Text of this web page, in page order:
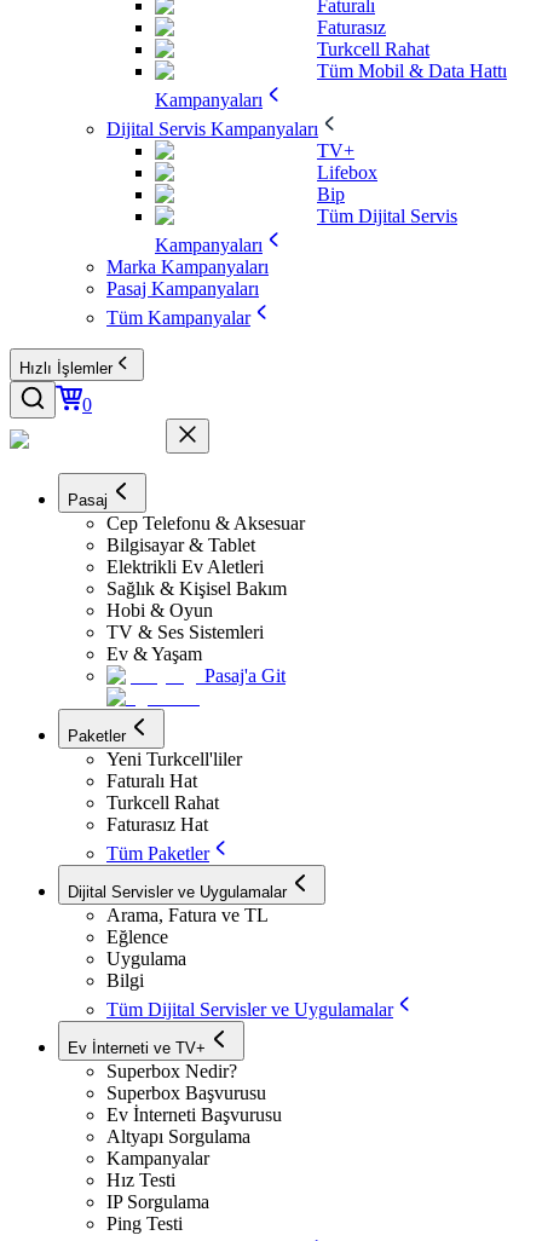
Faturalı
Faturasız
Turkcell Rahat
Tüm Mobil & Data Hattı
Kampanyaları
Dijital Servis Kampanyaları
TV+
Lifebox
Bip
Tüm Dijital Servis
Kampanyaları
Marka Kampanyaları
Pasaj Kampanyaları
Tüm Kampanyalar
Hızlı İşlemler
0
Pasaj
Cep Telefonu & Aksesuar
Bilgisayar & Tablet
Elektrikli Ev Aletleri
Sağlık & Kişisel Bakım
Hobi & Oyun
TV & Ses Sistemleri
Ev & Yaşam
Pasaj'a Git
Paketler
Yeni Turkcell'liler
Faturalı Hat
Turkcell Rahat
Faturasız Hat
Tüm Paketler
Dijital Servisler ve Uygulamalar
Arama, Fatura ve TL
Eğlence
Uygulama
Bilgi
Tüm Dijital Servisler ve Uygulamalar
Ev İnterneti ve TV+
Superbox Nedir?
Superbox Başvurusu
Ev İnterneti Başvurusu
Altyapı Sorgulama
Kampanyalar
Hız Testi
IP Sorgulama
Ping Testi